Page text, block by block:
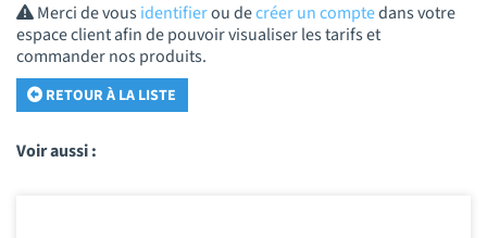
Merci de vousidentifierou decréer un comptedans votre
espace client afin de pouvoir visualiser les tarifs et
commander nos produits.
RETOUR À LA LISTE
Voir aussi :